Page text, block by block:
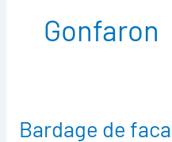
Gonfaron
Bardage de
Bardage